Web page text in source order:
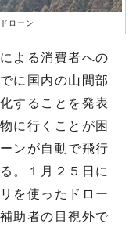
ローン
よる消費者への
に国内の山間部
することを発表
に行くことが困
ンが自動で飛行
。１月２５日に
を使ったドロー
助者の目視外で